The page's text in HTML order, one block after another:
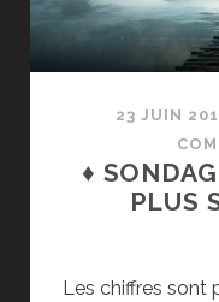
23 JUIN
♦
PLUS
Les chiffres sont